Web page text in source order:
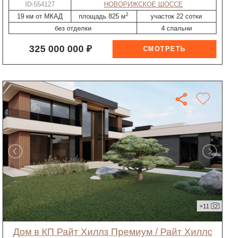
ID-554127
НОВОРИЖСКОЕ ШОССЕ
19 км от МКАД
площадь 825 м2
участок 22 сотки
без отделки
4 спальни
325 000 000 ₽
+11
дом в КП Райт Хиллз Премиум / Райт Хиллс